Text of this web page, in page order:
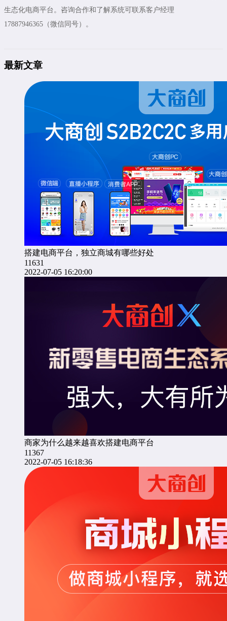
生态化电商平台。咨询合作和了解系统可联系客户经理
17887946365（微信同号）。
最新文章
搭建电商平台，独立商城有哪些好处
11631
2022-07-05 16:20:00
商家为什么越来越喜欢搭建电商平台
11367
2022-07-05 16:18:36